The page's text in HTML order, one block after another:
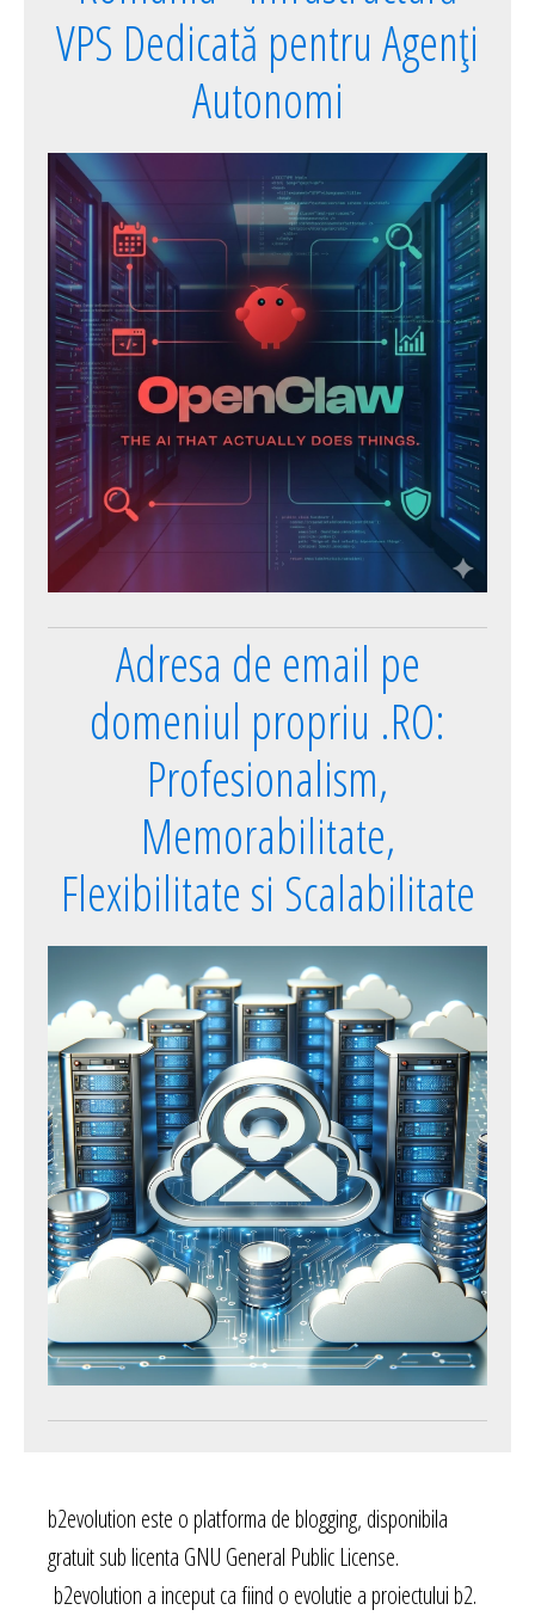
VPS Dedicată pentru Agenți
Autonomi
Adresa de email pe
domeniul propriu .RO:
Profesionalism,
Memorabilitate,
Flexibilitate si Scalabilitate
b2evolution este o platforma de blogging, disponibila
gratuit sub licenta GNU General Public License.
b2evolution a inceput ca fiind o evolutie a proiectului b2.